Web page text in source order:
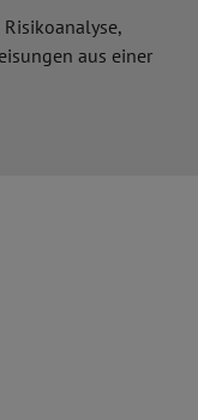
aus einer